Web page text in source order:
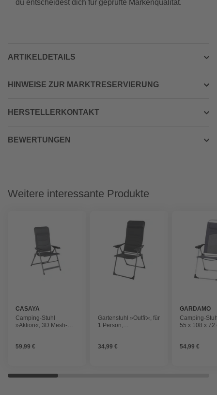
du entscheidest dich für geprüfte Markenqualität.
ARTIKELDETAILS
HINWEISE ZUR MARKTRESERVIERUNG
HERSTELLERKONTAKT
BEWERTUNGEN
Weitere interessante Produkte
CASAYA
Camping-Stuhl
»Aktion«, 3D Mesh-
59,99 €
Gartenstuhl »Outfit«, für
1 Person,
34,99 €
GARDAMO
Camping-
55 x 108 x 72
54,99 €